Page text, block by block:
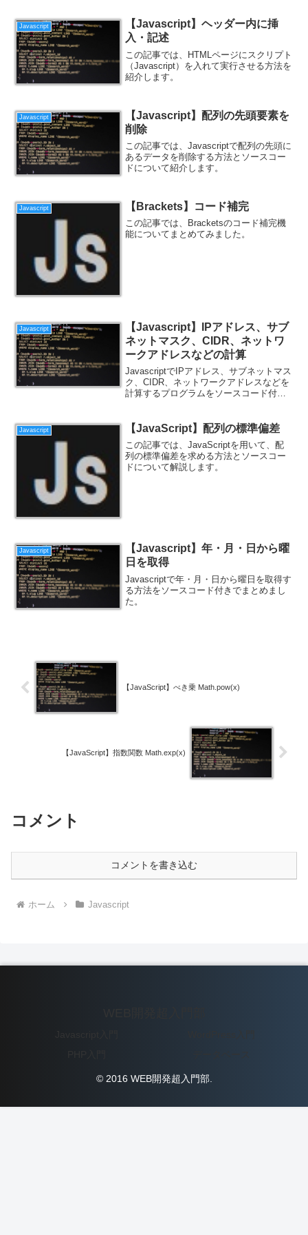
Javascript
【Javascript】ヘッダー内に挿
入・記述
この記事では、HTMLページにスクリプト
（Javascript）を入れて実行させる方法を
紹介します。
Javascript
【Javascript】配列の先頭要素を
削除
この記事では、Javascriptで配列の先頭に
あるデータを削除する方法とソースコー
ドについて紹介します。
Javascript 【Brackets】コード補完
この記事では、Bracketsのコード補完機
能についてまとめてみました。
Javascript
【Javascript】IPアドレス、サブ
ネットマスク、CIDR、ネットワ
ークアドレスなどの計算
JavascriptでIPアドレス、サブネットマス
ク、CIDR、ネットワークアドレスなどを
計算するプログラムをソースコード付き
Javascript 【JavaScript】配列の標準偏差
この記事では、JavaScriptを用いて、配
列の標準偏差を求める方法とソースコー
ドについて解説します。
Javascript
【Javascript】年・月・日から曜
日を取得
Javascriptで年・月・日から曜日を取得す
る方法をソースコード付きでまとめまし
た。
【JavaScript】べき乗 Math.pow(x)
【JavaScript】指数関数 Math.exp(x)
コメント
コメントを書き込む
ホーム Javascript
© 2016 WEB開発超入門部.